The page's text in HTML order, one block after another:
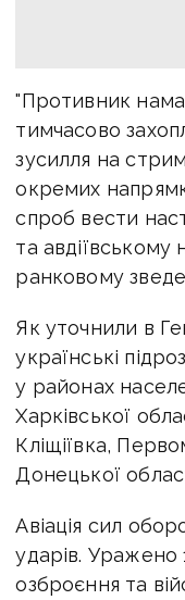
"Противник
тимчасово
зусилля на
окремих
спроб вести
та авдіївському
ранковому
Як уточнили в
українські
у районах
Харківської
Кліщіївка,
Донецької
Авіація сил
ударів. Уражено
озброєння та